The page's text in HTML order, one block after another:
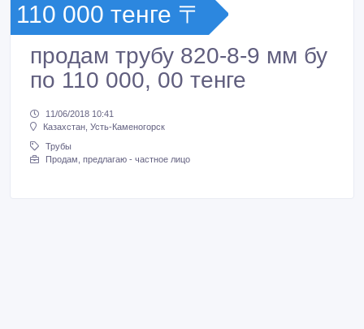
110 000 тенге 〒
продам трубу 820-8-9 мм бу
по 110 000, 00 тенге
11/06/2018 10:41
Казахстан, Усть-Каменогорск
Трубы
Продам, предлагаю - частное лицо